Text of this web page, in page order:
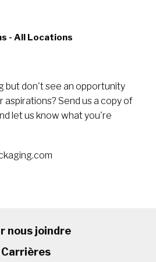
- All Locations
but don't see an opportunity
Send us a copy of
let us know what you're
nous joindre
Carrières